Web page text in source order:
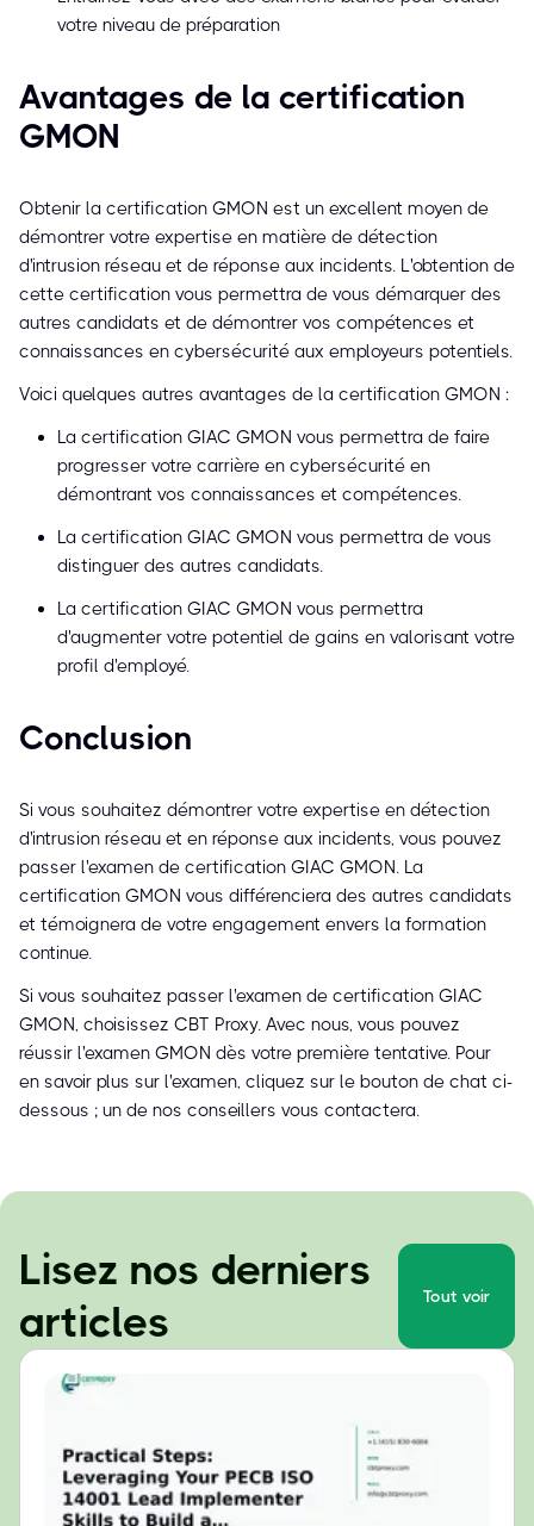
votre niveau de préparation
Avantages de la certification
GMON
Obtenir la certification GMON est un excellent moyen de
démontrer votre expertise en matière de détection
d'intrusion réseau et de réponse aux incidents. L'obtention de
cette certification vous permettra de vous démarquer des
autres candidats et de démontrer vos compétences et
connaissances en cybersécurité aux employeurs potentiels.
Voici quelques autres avantages de la certification GMON :
La certification GIAC GMON vous permettra de faire
progresser votre carrière en cybersécurité en
démontrant vos connaissances et compétences.
La certification GIAC GMON vous permettra de vous
distinguer des autres candidats.
La certification GIAC GMON vous permettra
d'augmenter votre potentiel de gains en valorisant votre
profil d'employé.
Conclusion
Si vous souhaitez démontrer votre expertise en détection
d'intrusion réseau et en réponse aux incidents, vous pouvez
passer l'examen de certification GIAC GMON. La
certification GMON vous différenciera des autres candidats
et témoignera de votre engagement envers la formation
continue.
Si vous souhaitez passer l'examen de certification GIAC
GMON, choisissez CBT Proxy. Avec nous, vous pouvez
réussir l'examen GMON dès votre première tentative. Pour
en savoir plus sur l'examen, cliquez sur le bouton de chat ci-
dessous ; un de nos conseillers vous contactera.
Lisez nos derniers
articles
Tout voir